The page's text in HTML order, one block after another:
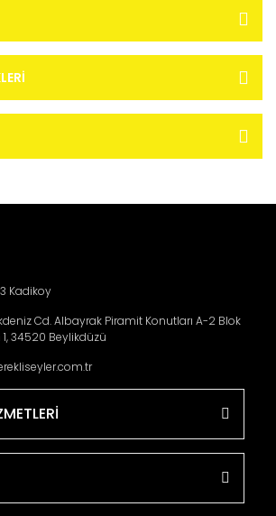
Kadikoy
Cd. Albayrak Piramit Konutları A-2 Blok
1, 34520 Beylikdüzü